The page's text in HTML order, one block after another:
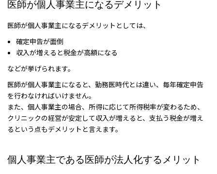
医師が個人事業主になるデメリット
医師が個人事業主になるデメリットとしては、
確定申告が面倒
収入が増えると税金が高額になる
などが挙げられます。
医師が個人事業主になると、勤務医時代とは違い、毎年確定申告
を行わなければいけません。
また、個人事業主の場合、所得に応じて所得税率が変わるため、
クリニックの経営が安定して収入が増えると、支払う税金が増え
るという点もデメリットと言えます。
個人事業主である医師が法人化するメリット